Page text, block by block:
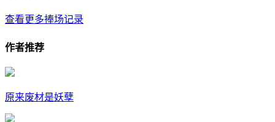
查看更多捧场记录
作者推荐
原来废材是妖孽